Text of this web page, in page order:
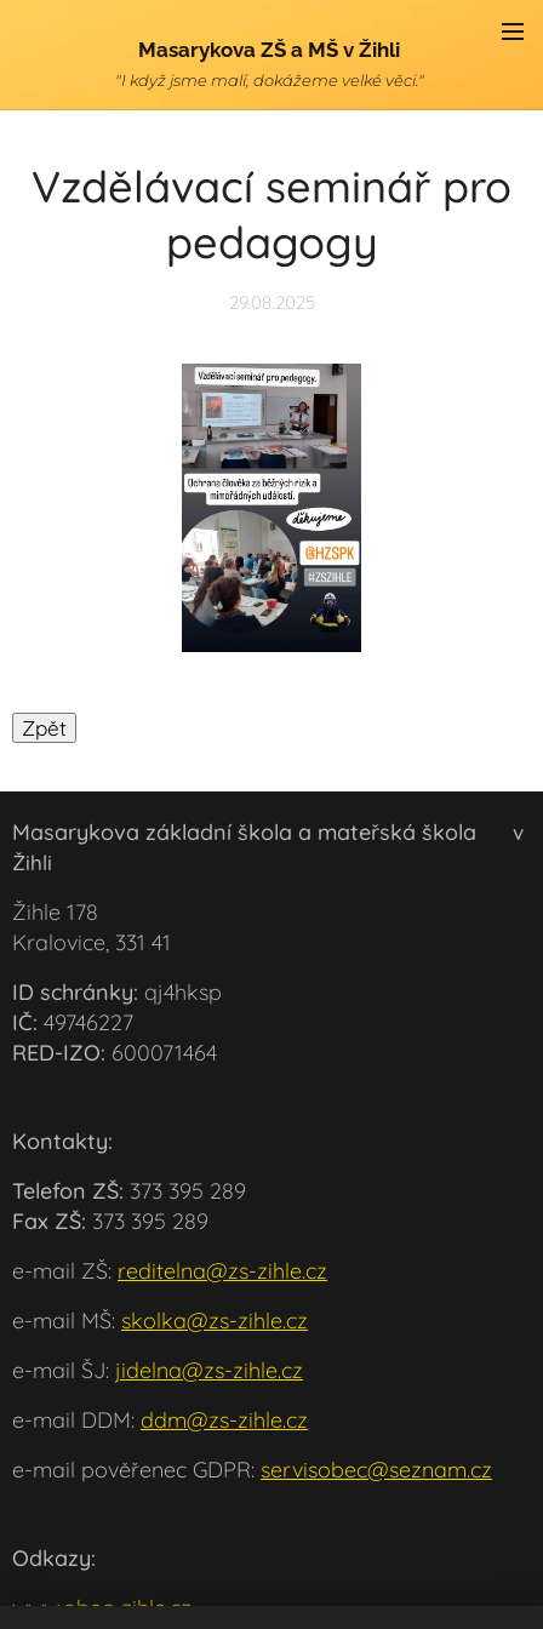
Masarykova ZŠ a MŠ v Žihli
"I když jsme malí, dokážeme velké věci."
Vzdělávací seminář pro
pedagogy
29.08.2025
Masarykova základní škola a mateřská škola v
Žihli
Žihle 178
Kralovice, 331 41
ID schránky: qj4hksp
IČ: 49746227
RED-IZO: 600071464
Kontakty:
Telefon ZŠ: 373 395 289
Fax ZŠ: 373 395 289
e-mail ZŠ: reditelna@zs-zihle.cz
e-mail MŠ: skolka@zs-zihle.cz
e-mail ŠJ: jidelna@zs-zihle.cz
e-mail DDM: ddm@zs-zihle.cz
e-mail pověřenec GDPR: servisobec@seznam.cz
Odkazy:
www.obec-zihle.cz